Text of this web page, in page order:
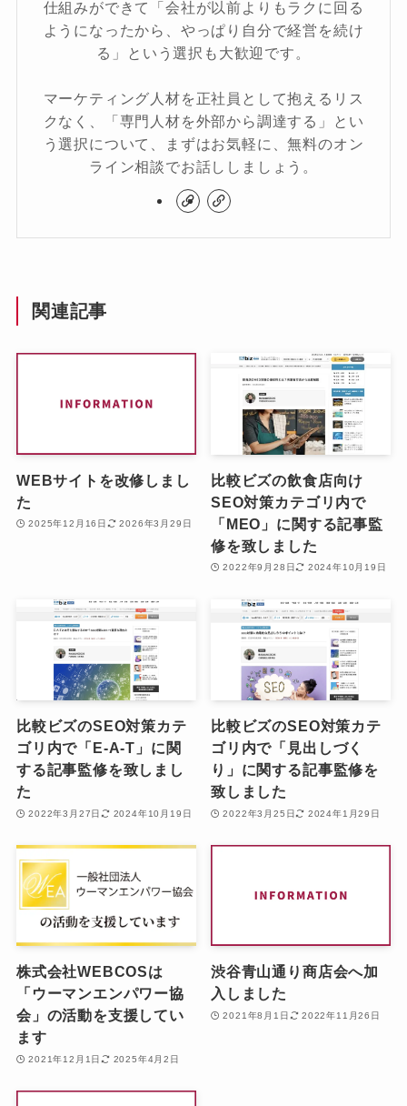
仕組みができて「会社が以前よりもラクに回る
ようになったから、やっぱり自分で経営を続け
る」という選択も大歓迎です。
マーケティング人材を正社員として抱えるリス
クなく、「専門人材を外部から調達する」とい
う選択について、まずはお気軽に、無料のオン
ライン相談でお話ししましょう。
関連記事
WEBサイトを改修しまし
た
2025年12月16日 2026年3月29日
比較ビズの飲食店向け
SEO対策カテゴリ内で
「MEO」に関する記事監
修を致しました
2022年9月28日 2024年10月19日
比較ビズのSEO対策カテ
ゴリ内で「E-A-T」に関
する記事監修を致しまし
た
2022年3月27日 2024年10月19日
比較ビズのSEO対策カテ
ゴリ内で「見出しづく
り」に関する記事監修を
致しました
2022年3月25日 2024年1月29日
株式会社WEBCOSは
「ウーマンエンパワー協
会」の活動を支援してい
ます
2021年12月1日 2025年4月2日
渋谷青山通り商店会へ加
入しました
2021年8月1日 2022年11月26日